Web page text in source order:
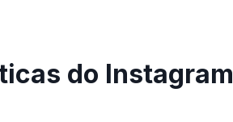
do Instagram